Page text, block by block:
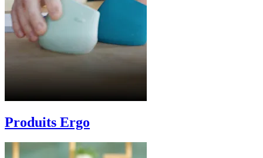
Produits Ergo